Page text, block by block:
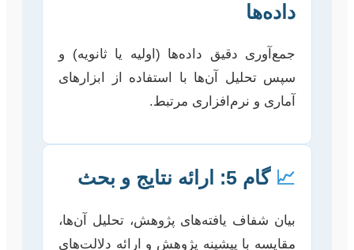
داده‌ها
جمع‌آوری دقیق داده‌ها (اولیه یا ثانویه) و
سپس تحلیل آن‌ها با استفاده از ابزارهای
آماری و نرم‌افزاری مرتبط.
📈 گام 5: ارائه نتایج و بحث
بیان شفاف یافته‌های پژوهش، تحلیل آن‌ها،
مقایسه با پیشینه پژوهش و ارائه دلالت‌های